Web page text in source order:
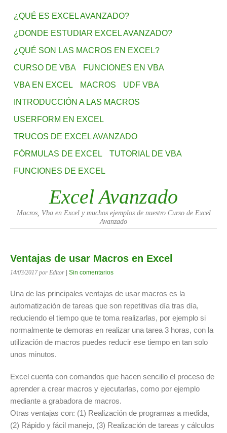
¿QUÉ ES EXCEL AVANZADO?
¿DONDE ESTUDIAR EXCEL AVANZADO?
¿QUÉ SON LAS MACROS EN EXCEL?
CURSO DE VBA
FUNCIONES EN VBA
VBA EN EXCEL
MACROS
UDF VBA
INTRODUCCIÓN A LAS MACROS
USERFORM EN EXCEL
TRUCOS DE EXCEL AVANZADO
FÓRMULAS DE EXCEL
TUTORIAL DE VBA
FUNCIONES DE EXCEL
Excel Avanzado
Macros, Vba en Excel y muchos ejemplos de nuestro Curso de Excel
Avanzado
Ventajas de usar Macros en Excel
14/03/2017 por Editor Sin comentarios
Una de las principales ventajas de usar macros es la
automatización de tareas que son repetitivas día tras día,
reduciendo el tiempo que te toma realizarlas, por ejemplo si
normalmente te demoras en realizar una tarea 3 horas, con la
utilización de macros puedes reducir ese tiempo en tan solo
unos minutos.
Excel cuenta con comandos que hacen sencillo el proceso de
aprender a crear macros y ejecutarlas, como por ejemplo
mediante a grabadora de macros.
Otras ventajas con: (1) Realización de programas a medida,
(2) Rápido y fácil manejo, (3) Realización de tareas y cálculos